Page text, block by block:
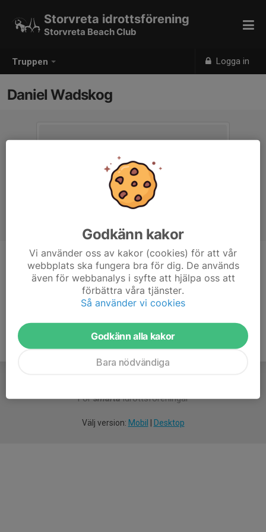
Truppen Logga in
Storvreta idrottsförening
Storvreta Beach Club
Daniel Wadskog
Titel
Ålder
51 år
Försmartaidrottsföreningar
Välj version: Mobil Desktop
Godkänn kakor
Vi använder oss av kakor (cookies) för att vår
webbplats ska fungera bra för dig. De används
även för webbanalys i syfte att hjälpa oss att
förbättra våra tjänster.
Så använder vi cookies
Godkänn alla kakor
Bara nödvändiga